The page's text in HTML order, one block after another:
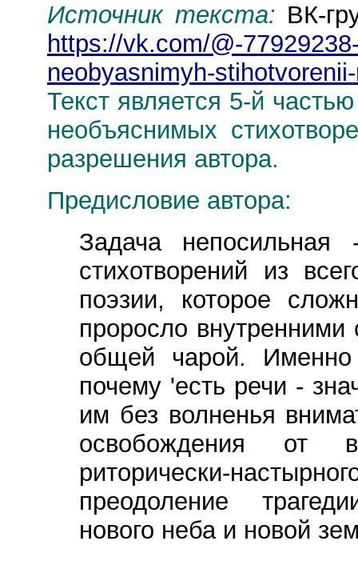
Источник текста: ВК-
https://vk.com/@-
neobyasnimyh-
Текст является 5-й
необъяснимых
разрешения автора.
Предисловие автора:
Задача непосильная
стихотворений из
поэзии, которое
проросло внутренними
общей чарой.
почему 'есть речи -
им без волненья
освобождения от
риторически-
преодоление
нового неба и новой